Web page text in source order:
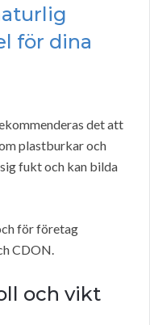
för dina
det att
plastburkar och
fukt och kan bilda
för företag
CDON.
och vikt